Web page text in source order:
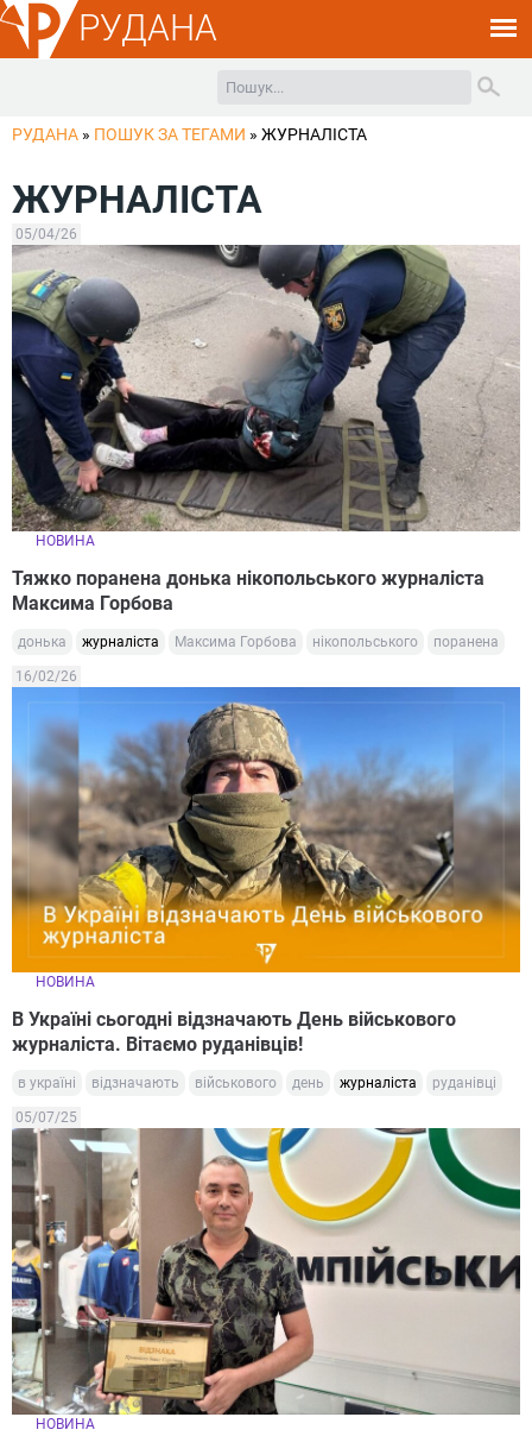
РУДАНА
РУДАНА » ПОШУК ЗА ТЕГАМИ » ЖУРНАЛІСТА
ЖУРНАЛІСТА
05/04/26
НОВИНА
Тяжко поранена донька нікопольського журналіста
Максима Горбова
донька журналіста Максима Горбова нікопольського поранена
16/02/26
НОВИНА
В Україні сьогодні відзначають День військового
журналіста. Вітаємо руданівців!
в україні відзначають військового день журналіста руданівці
05/07/25
НОВИНА